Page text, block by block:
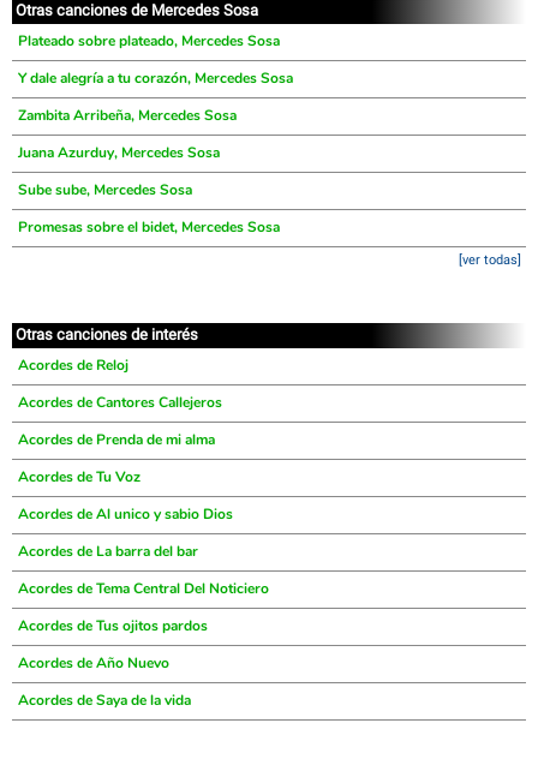
Otras canciones de Mercedes Sosa
Plateado sobre plateado, Mercedes Sosa
Y dale alegría a tu corazón, Mercedes Sosa
Zambita Arribeña, Mercedes Sosa
Juana Azurduy, Mercedes Sosa
Sube sube, Mercedes Sosa
Promesas sobre el bidet, Mercedes Sosa
[ver todas]
Otras canciones de interés
Acordes de Reloj
Acordes de Cantores Callejeros
Acordes de Prenda de mi alma
Acordes de Tu Voz
Acordes de Al unico y sabio Dios
Acordes de La barra del bar
Acordes de Tema Central Del Noticiero
Acordes de Tus ojitos pardos
Acordes de Año Nuevo
Acordes de Saya de la vida